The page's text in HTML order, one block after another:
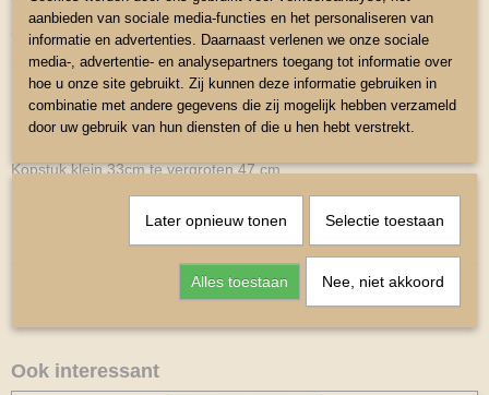
kleur licht groen
maat 4 mini shetty groot
Neusomterk rond klein 48cm te vergroten 55cm
Kopstuk klein 33cm te vergroten 47 cm
Ook interessant
aanbieden van sociale media-functies en het personaliseren van
informatie en advertenties. Daarnaast verlenen we onze sociale
media-, advertentie- en analysepartners toegang tot informatie over
hoe u onze site gebruikt. Zij kunnen deze informatie gebruiken in
combinatie met andere gegevens die zij mogelijk hebben verzameld
door uw gebruik van hun diensten of die u hen hebt verstrekt.
Later opnieuw tonen Selectie toestaan
Alles toestaan Nee, niet akkoord